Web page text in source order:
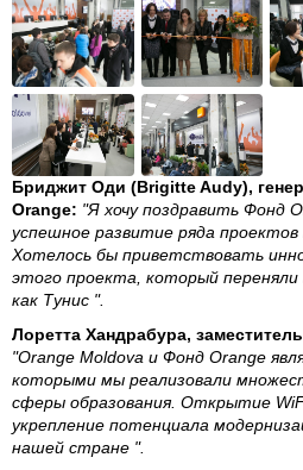
Бриджит Оди (Brigitte Audy),
Orange: "Я хочу поздравить Фонд
успешное развитие ряда проектов
Хотелось бы приветствовать
этого проекта, который переняли
как Тунис ".
Лоретта Хандрабура,
"Orange Moldova и Фонд Orange
которыми мы реализовали
сферы образования. Открытие
укрепление потенциала
нашей стране ".